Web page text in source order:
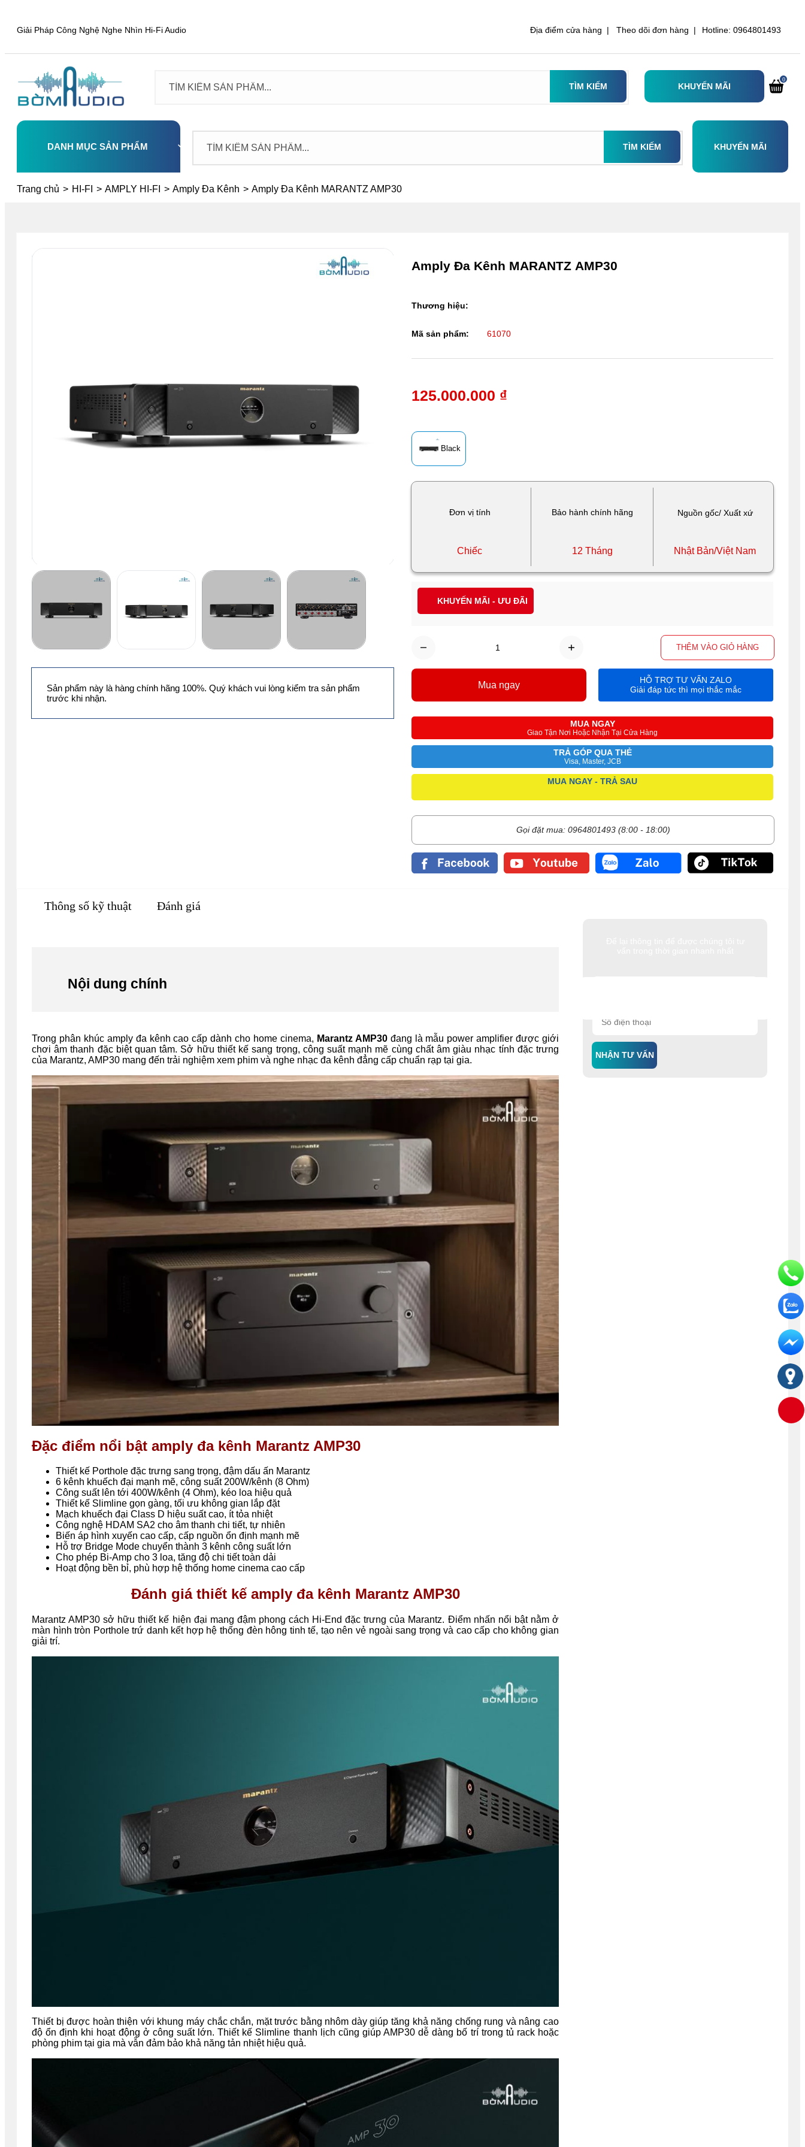
Giải Pháp Công Nghệ Nghe Nhìn Hi-Fi Audio Địa điểm cửa hàng | Theo dõi đơn hàng | Hotline: 0964801493
TÌM KIẾM KHUYẾN MÃI
0
DANH MỤC SẢN PHẨM
Select TÌM KIẾM KHUYẾN MÃI
Trang chủ > HI-FI > AMPLY HI-FI > Amply Đa Kênh > Amply Đa Kênh MARANTZ AMP30
Đơn vị tính Bảo hành chính hãng Nguồn gốc/ Xuất xứ
Chiếc 12 Tháng Nhật Bản/Việt Nam
Amply Đa Kênh MARANTZ AMP30
Black
THÊM VÀO GIỎ HÀNG
MUA NGAY
Giao Tận Nơi Hoặc Nhận Tại Cửa Hàng
TRẢ GÓP QUA THẺ
Visa, Master, JCB
MUA NGAY - TRẢ SAU
Gọi đặt mua: 0964801493 (8:00 - 18:00)
125.000.000 ₫
Thương hiệu:
Mã sản phẩm: 61070
Mua ngay
HỖ TRỢ TƯ VẤN ZALO
Giải đáp tức thì mọi thắc mắc
KHUYẾN MÃI - ƯU ĐÃI
Sản phẩm này là hàng chính hãng 100%. Quý khách vui lòng kiểm tra sản phẩm
trước khi nhận.
NHẬN TƯ VẤN
Thông số kỹ thuật Đánh giá
Nội dung chính
Trong phân khúc amply đa kênh cao cấp dành cho home cinema, Marantz AMP30đang là mẫu power amplifier được giới
chơi âm thanh đặc biệt quan tâm. Sở hữu thiết kế sang trọng, công suất mạnh mẽ cùng chất âm giàu nhạc tính đặc trưng
của Marantz, AMP30 mang đến trải nghiệm xem phim và nghe nhạc đa kênh đẳng cấp chuẩn rạp tại gia.
Đặc điểm nổi bật amply đa kênh Marantz AMP30
Thiết kế Porthole đặc trưng sang trọng, đậm dấu ấn Marantz
6 kênh khuếch đại mạnh mẽ, công suất 200W/kênh (8 Ohm)
Công suất lên tới 400W/kênh (4 Ohm), kéo loa hiệu quả
Thiết kế Slimline gọn gàng, tối ưu không gian lắp đặt
Mạch khuếch đại Class D hiệu suất cao, ít tỏa nhiệt
Công nghệ HDAM SA2 cho âm thanh chi tiết, tự nhiên
Biến áp hình xuyến cao cấp, cấp nguồn ổn định mạnh mẽ
Hỗ trợ Bridge Mode chuyển thành 3 kênh công suất lớn
Cho phép Bi-Amp cho 3 loa, tăng độ chi tiết toàn dải
Hoạt động bền bỉ, phù hợp hệ thống home cinema cao cấp
Đánh giá thiết kế amply đa kênh Marantz AMP30
Marantz AMP30 sở hữu thiết kế hiện đại mang đậm phong cách Hi-End đặc trưng của Marantz. Điểm nhấn nổi bật nằm ở
màn hình tròn Porthole trứ danh kết hợp hệ thống đèn hông tinh tế, tạo nên vẻ ngoài sang trọng và cao cấp cho không gian
giải trí.
Thiết bị được hoàn thiện với khung máy chắc chắn, mặt trước bằng nhôm dày giúp tăng khả năng chống rung và nâng cao
độ ổn định khi hoạt động ở công suất lớn. Thiết kế Slimline thanh lịch cũng giúp AMP30 dễ dàng bố trí trong tủ rack hoặc
phòng phim tại gia mà vẫn đảm bảo khả năng tản nhiệt hiệu quả.